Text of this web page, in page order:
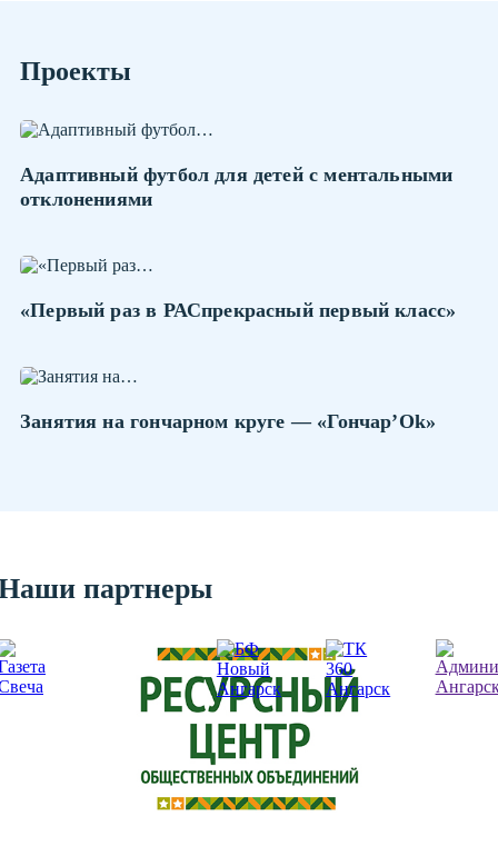
Проекты
Адаптивный футбол для детей с ментальными
отклонениями
«Первый раз в РАСпрекрасный первый класс»
Занятия на гончарном круге — «Гончар’Ok»
партнеры